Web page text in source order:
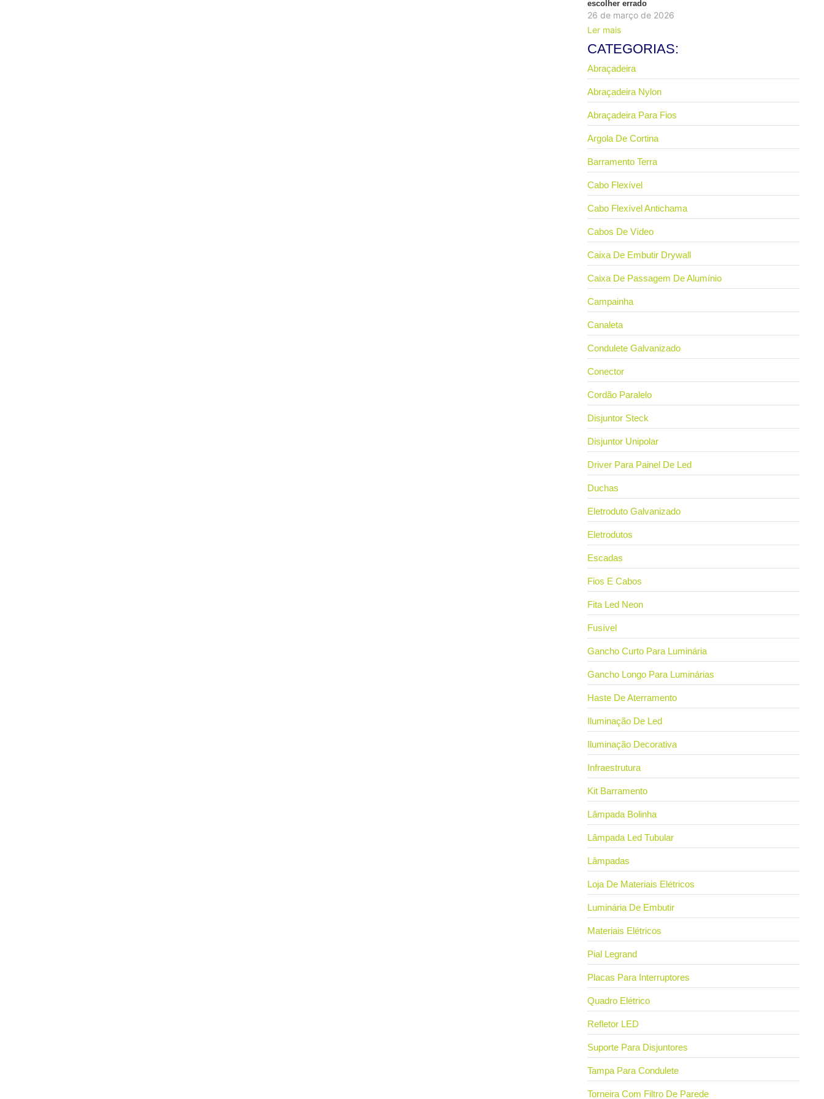
escolher errado
26 de março de 2026
Ler mais
CATEGORIAS:
Abraçadeira
Abraçadeira Nylon
Abraçadeira Para Fios
Argola De Cortina
Barramento Terra
Cabo Flexível
Cabo Flexível Antichama
Cabos De Vídeo
Caixa De Embutir Drywall
Caixa De Passagem De Alumínio
Campainha
Canaleta
Condulete Galvanizado
Conector
Cordão Paralelo
Disjuntor Steck
Disjuntor Unipolar
Driver Para Painel De Led
Duchas
Eletroduto Galvanizado
Eletrodutos
Escadas
Fios E Cabos
Fita Led Neon
Fusível
Gancho Curto Para Luminária
Gancho Longo Para Luminárias
Haste De Aterramento
Iluminação De Led
Iluminação Decorativa
Infraestrutura
Kit Barramento
Lâmpada Bolinha
Lâmpada Led Tubular
Lâmpadas
Loja De Materiais Elétricos
Luminária De Embutir
Materiais Elétricos
Pial Legrand
Placas Para Interruptores
Quadro Elétrico
Refletor LED
Suporte Para Disjuntores
Tampa Para Condulete
Torneira Com Filtro De Parede